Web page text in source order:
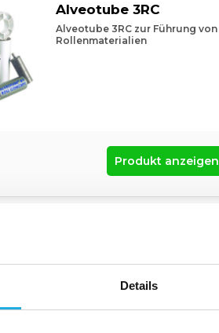
Details
Alveotube 3RC
Alveotube 3RC zur Führung von
Rollenmaterialien
Produkt anzeigen